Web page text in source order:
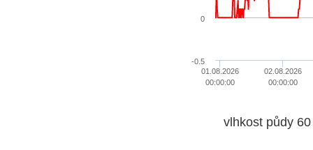
01.08.2026
00:00:00
02.08.2026
00:00:00
-0.5
0
vlhkost půdy